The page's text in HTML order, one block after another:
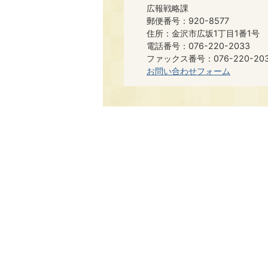
広報戦略課
郵便番号：920-8577
住所：金沢市広坂1丁目1番1号
電話番号：076-220-2033
ファックス番号：076-220-
お問い合わせフォーム